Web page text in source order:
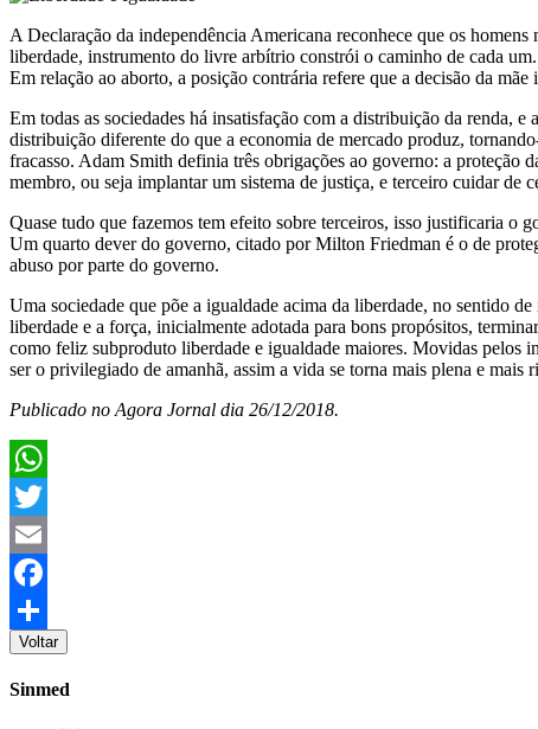
A Declaração da independência Americana reconhece que os
liberdade, instrumento do livre arbítrio constrói o caminho de cada
Em relação ao aborto, a posição contrária refere que a decisão da
Em todas as sociedades há insatisfação com a distribuição da renda,
distribuição diferente do que a economia de mercado produz,
fracasso. Adam Smith definia três obrigações ao governo: a proteção
membro, ou seja implantar um sistema de justiça, e terceiro cuidar de
Quase tudo que fazemos tem efeito sobre terceiros, isso justificaria o
Um quarto dever do governo, citado por Milton Friedman é o de
abuso por parte do governo.
Uma sociedade que põe a igualdade acima da liberdade, no sentido
liberdade e a força, inicialmente adotada para bons propósitos,
como feliz subproduto liberdade e igualdade maiores. Movidas pelos
ser o privilegiado de amanhã, assim a vida se torna mais plena e mais
Publicado no Agora Jornal dia 26/12/2018.
WhatsApp
Twitter
Email
Facebook
Share
Voltar
Sinmed